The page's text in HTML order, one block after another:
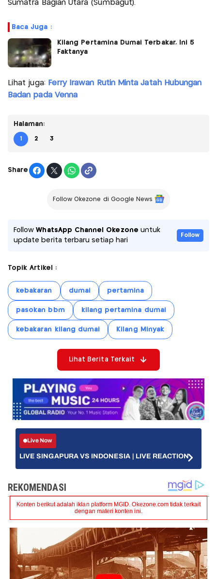
Sumatra Bagian Utara (Sumbagut).
Baca Juga :
Kilang Pertamina Dumai Terbakar, Ini 5
Faktanya
Lihat juga: Ferry Irawan Rutin Minta Jatah Hubungan
Badan pada Venna
Halaman:
1 2 3
Share
Follow Okezone di Google News
FollowWhatsApp Channel Okezone untuk
update berita terbaru setiap hari
Follow
Topik Artikel :
kebakaran dumai pertamina
pasokan bbm kilang pertamina dumai
kebakaran kilang dumai Kilang Minyak
Lihat Berita Terkait
Live Now
LIVE SINGAPURA VS INDONESIA | LIVE REACTION